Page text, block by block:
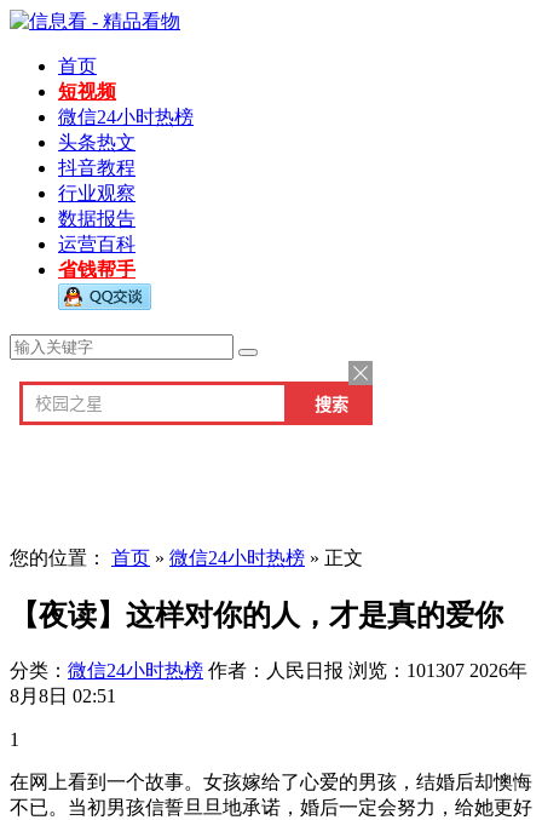
首页
短视频
微信24小时热榜
头条热文
抖音教程
行业观察
数据报告
运营百科
省钱帮手
您的位置： 首页 » 微信24小时热榜 » 正文
【夜读】这样对你的人，才是真的爱你
分类： 微信24小时热榜 作者：人民日报 浏览：101307 2026年
8月8日 02:51
1
在网上看到一个故事。女孩嫁给了心爱的男孩，结婚后却懊悔
不已。当初男孩信誓旦旦地承诺，婚后一定会努力，给她更好